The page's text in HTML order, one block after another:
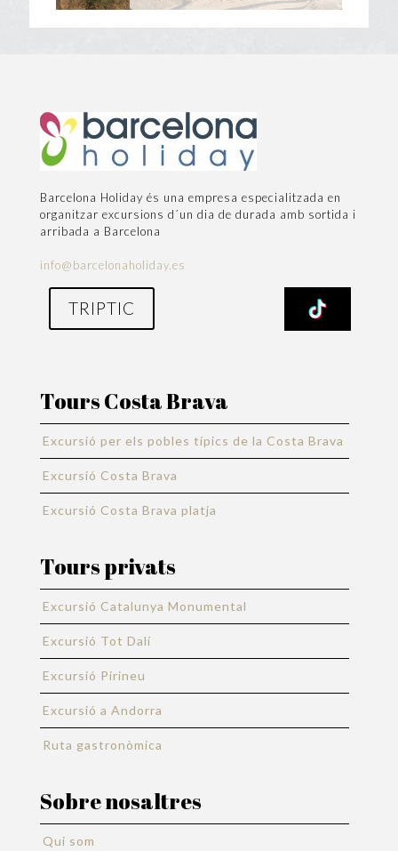
Barcelona Holiday és una empresa especialitzada en
organitzar excursions d´un dia de durada amb sortida i
arribada a Barcelona
info@barcelonaholiday.es
TRIPTIC
Tours Costa Brava
Excursió per els pobles típics de la Costa Brava
Excursió Costa Brava
Excursió Costa Brava platja
Tours privats
Excursió Catalunya Monumental
Excursió Tot Dalí
Excursió Pirineu
Excursió a Andorra
Ruta gastronòmica
Sobre nosaltres
Qui som